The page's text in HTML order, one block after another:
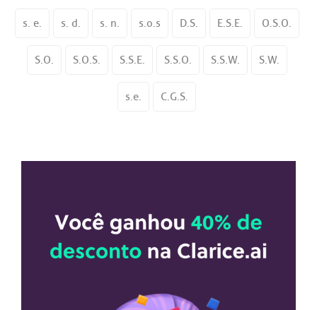
s. e. s. d. s. n. s.o.s D.S. E.S.E. O.S.O.
S.O. S.O.S. S.S.E. S.S.O. S.S.W. S.W.
s.e. C.G.S.